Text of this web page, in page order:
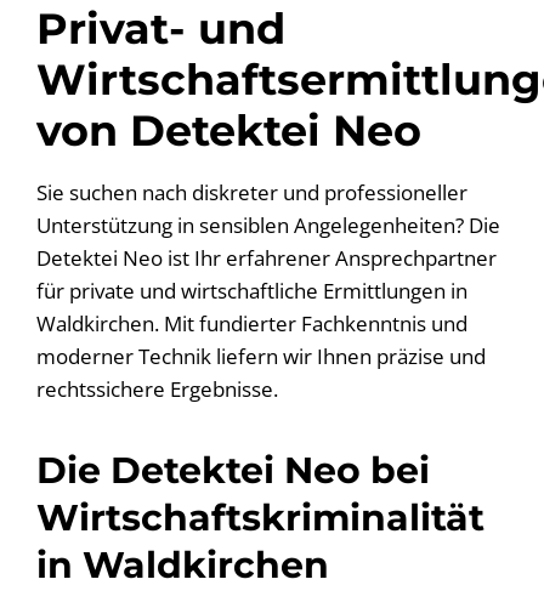
Privat- und
von Detektei Neo
Sie suchen nach diskreter und professioneller
Unterstützung in sensiblen Angelegenheiten? Die
Detektei Neo ist Ihr erfahrener Ansprechpartner
für private und wirtschaftliche Ermittlungen in
Waldkirchen. Mit fundierter Fachkenntnis und
moderner Technik liefern wir Ihnen präzise und
rechtssichere Ergebnisse.
Die Detektei Neo bei
Wirtschaftskriminalität
in Waldkirchen